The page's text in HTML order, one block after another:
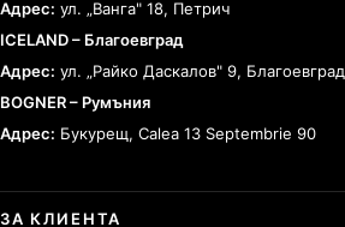
Адрес: ул. „Ванга" 18, Петрич
ICELAND – Благоевград
Адрес: ул. „Райко Даскалов" 9, Благоевград
BOGNER – Румъния
Адрес: Букурещ, Calea 13 Septembrie 90
ЗА КЛИЕНТА